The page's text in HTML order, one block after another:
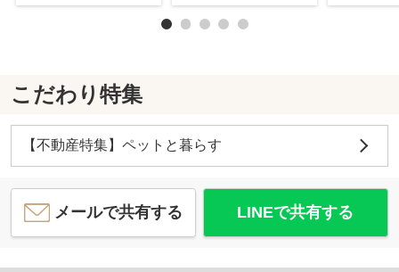
こだわり特集
【不動産特集】ペットと暮らす
メールで共有する LINEで共有する